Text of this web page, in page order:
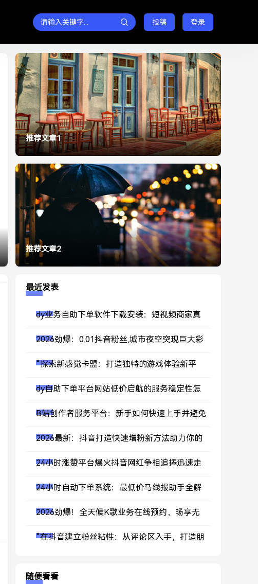
投稿 登录
幻灯片3标题
推荐文章1
推荐文章2
最近发表
dy业务自助下单软件下载安装：短视频商家真
2026劲爆：0.01抖音粉丝,城市夜空突现巨大彩
“探索新感觉卡盟：打造独特的游戏体验新平
dy自助下单平台网站低价启航的服务稳定性怎
B站创作者服务平台：新手如何快速上手并避免
2026最新：抖音打造快速增粉新方法助力你的
24小时涨赞平台爆火抖音网红争相追捧迅速走
24小时自动下单系统：最低价马线报助手全解
2026劲爆！全天候K歌业务在线预约，畅享无
“在抖音建立粉丝粘性：从评论区入手，打造朋
随便看看